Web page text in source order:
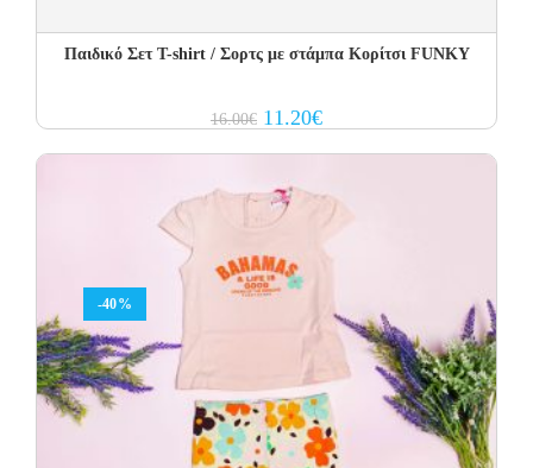
Παιδικό Σετ T-shirt / Σορτς με στάμπα Κορίτσι FUNKY
16.00€ Original
price
11.20€Current
price
-40%